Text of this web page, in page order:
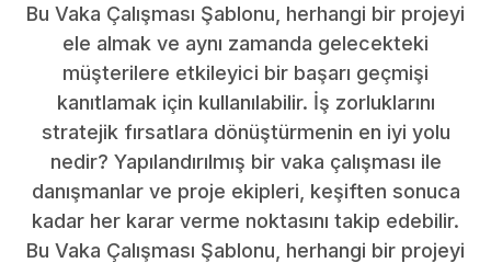
Bu Vaka Çalışması Şablonu, herhangi bir projeyi
ele almak ve aynı zamanda gelecekteki
müşterilere etkileyici bir başarı geçmişi
kanıtlamak için kullanılabilir. İş zorluklarını
stratejik fırsatlara dönüştürmenin en iyi yolu
nedir? Yapılandırılmış bir vaka çalışması ile
danışmanlar ve proje ekipleri, keşiften sonuca
kadar her karar verme noktasını takip edebilir.
Bu Vaka Çalışması Şablonu, herhangi bir projeyi